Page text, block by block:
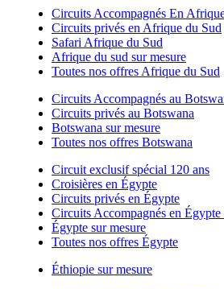
Circuits Accompagnés En
Circuits privés en Afrique du Sud
Safari Afrique du Sud
Afrique du sud sur mesure
Toutes nos offres Afrique du Sud
Circuits Accompagnés au
Circuits privés au Botswana
Botswana sur mesure
Toutes nos offres Botswana
Circuit exclusif spécial 120 ans
Croisières en Égypte
Circuits privés en Égypte
Circuits Accompagnés en Égypte
Égypte sur mesure
Toutes nos offres Égypte
Éthiopie sur mesure